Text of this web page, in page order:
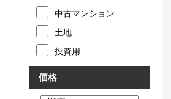
中古マンション
土地
投資用
価格